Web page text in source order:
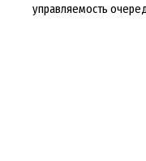
управляемость